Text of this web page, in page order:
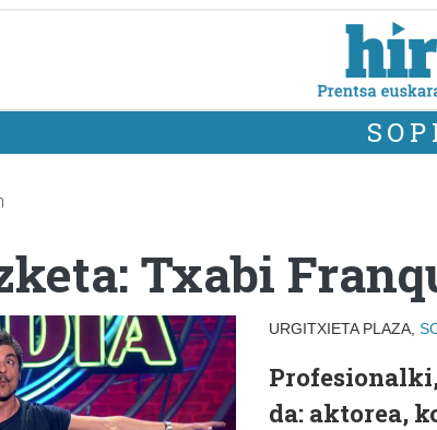
Txabi
URGITXIETA PLAZA,
da: aktorea,